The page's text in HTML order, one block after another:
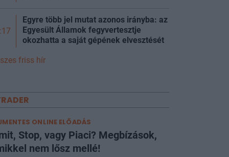
Egyre több jel mutat azonos irányba: az
Egyesült Államok fegyvertesztje
okozhatta a saját gépének elvesztését
friss hír
ONLINE ELŐADÁS
Stop, vagy Piaci? Megbízások,
nem lősz mellé!